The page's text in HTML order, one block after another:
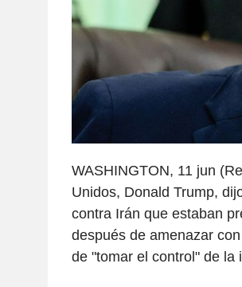
WASHINGTON, 11 jun
Unidos, Donald Trump,
contra Irán que estaban
después de amenazar
de "tomar el control" de la